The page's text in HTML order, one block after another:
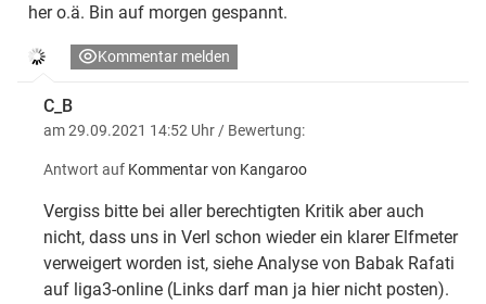
her o.ä. Bin auf morgen gespannt.
Kommentar melden
C_B
am 29.09.2021 14:52 Uhr / Bewertung:
Antwort auf Kommentar von Kangaroo
Vergiss bitte bei aller berechtigten Kritik aber auch
nicht, dass uns in Verl schon wieder ein klarer Elfmeter
verweigert worden ist, siehe Analyse von Babak Rafati
auf liga3-online (Links darf man ja hier nicht posten).